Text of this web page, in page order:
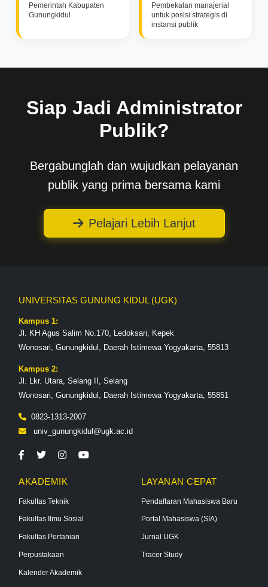
Pemerintah Kabupaten
Gunungkidul
Pembekalan manajerial
untuk posisi strategis di
instansi publik
Siap Jadi Administrator
Publik?
Bergabunglah dan wujudkan pelayanan
publik yang prima bersama kami
Pelajari Lebih Lanjut
UNIVERSITAS GUNUNG KIDUL (UGK)
Kampus 1:
Jl. KH Agus Salim No.170, Ledoksari, Kepek
Wonosari, Gunungkidul, Daerah Istimewa Yogyakarta, 55813
Kampus 2:
Jl. Lkr. Utara, Selang II, Selang
Wonosari, Gunungkidul, Daerah Istimewa Yogyakarta, 55851
0823-1313-2007
univ_gunungkidul@ugk.ac.id
AKADEMIK
Fakultas Teknik
Fakultas Ilmu Sosial
Fakultas Pertanian
Perpustakaan
Kalender Akademik
LAYANAN CEPAT
Pendaftaran Mahasiswa Baru
Portal Mahasiswa (SIA)
Jurnal UGK
Tracer Study